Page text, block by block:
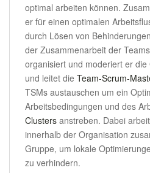
optimal arbeiten können.
er für einen optimalen
durch Lösen von
der Zusammenarbeit der
organisiert und moderiert er die
und leitet die Team-Scrum-
TSMs austauschen um ein
Arbeitsbedingungen und des
Clusters anstreben. Dabei
innerhalb der Organisation
Gruppe, um lokale
zu verhindern.